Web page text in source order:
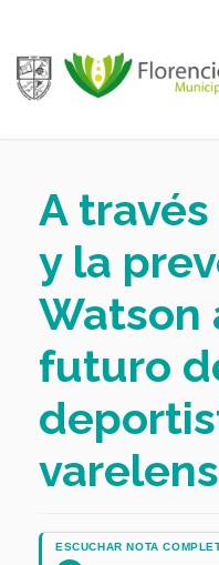
A
y la
Watson
futuro
ESCUCHAR NOTA